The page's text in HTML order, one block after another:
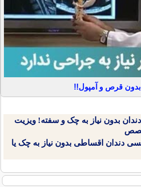
بدون قرص و آمپول!!
بدون نیاز به چک و سفته! ویزیت
دندان اقساطی بدون نیاز به چک یا